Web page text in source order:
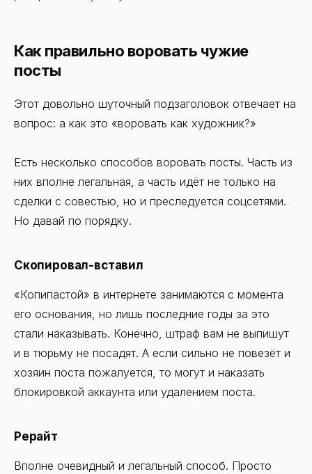
Как правильно воровать чужие
посты
Этот довольно шуточный подзаголовок отвечает на
вопрос: а как это «воровать как художник?»
Есть несколько способов воровать посты. Часть из
них вполне легальная, а часть идёт не только на
сделки с совестью, но и преследуется соцсетями.
Но давай по порядку.
Скопировал-вставил
«Копипастой» в интернете занимаются с момента
его основания, но лишь последние годы за это
стали наказывать. Конечно, штраф вам не выпишут
и в тюрьму не посадят. А если сильно не повезёт и
хозяин поста пожалуется, то могут и наказать
блокировкой аккаунта или удалением поста.
Рерайт
Вполне очевидный и легальный способ. Просто